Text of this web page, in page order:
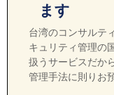
ます
台湾のコンサルテ
キュリティ管理の
扱うサービスだか
管理手法に則りお